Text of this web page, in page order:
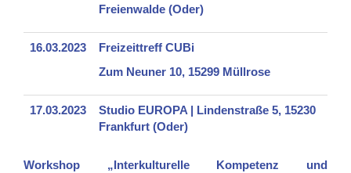
Freienwalde (Oder)
16.03.2023
Freizeittreff CUBi
Zum Neuner 10, 15299 Müllrose
17.03.2023
Studio EUROPA | Lindenstraße 5, 15230
Frankfurt (Oder)
Workshop „Interkulturelle Kompetenz und